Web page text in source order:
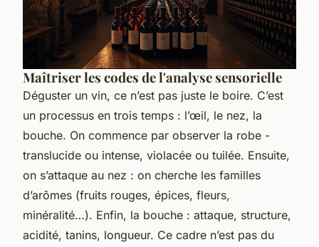
Maîtriser les codes de l'analyse sensorielle
Déguster un vin, ce n’est pas juste le boire. C’est
un processus en trois temps : l’œil, le nez, la
bouche. On commence par observer la robe -
translucide ou intense, violacée ou tuilée. Ensuite,
on s’attaque au nez : on cherche les familles
d’arômes (fruits rouges, épices, fleurs,
minéralité…). Enfin, la bouche : attaque, structure,
acidité, tanins, longueur. Ce cadre n’est pas du